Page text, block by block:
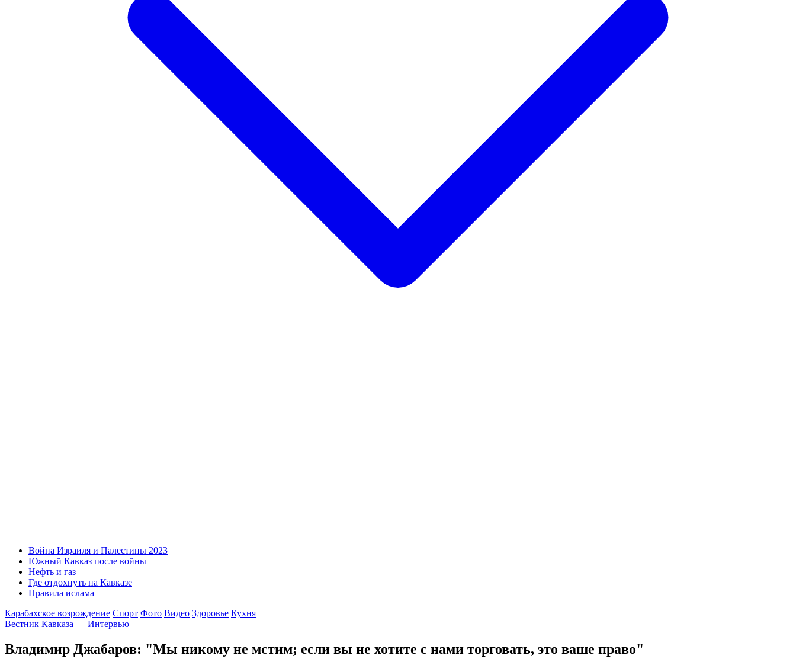
Война Израиля и Палестины 2023
Южный Кавказ после войны
Нефть и газ
Где отдохнуть на Кавказе
Правила ислама
Карабахское возрождение Спорт Фото Видео Здоровье Кухня
Вестник Кавказа — Интервью
Владимир Джабаров: "Мы никому не мстим; если вы не хотите с нами торговать, это ваше право"